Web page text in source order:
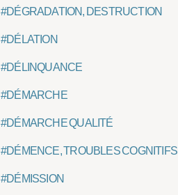
#DÉGRADATION, DESTRUCTION
#DÉLATION
#DÉLINQUANCE
#DÉMARCHE
#DÉMARCHE QUALITÉ
#DÉMENCE, TROUBLES COGNITIFS
#DÉMISSION